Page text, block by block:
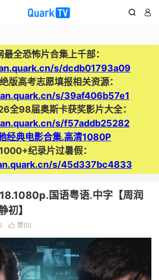
 
最全恐怖片合集上千部：
s/dcdb01793a09
版高考志愿填报相关资源：
s/39af406b57e1
全98届奥斯卡获奖影片大全：
s/f57addb25282
经典电影合集.高清1080P
1000+纪录片过暑假：
s/45d337bc4833
国语粤语.中字【周润
初】
 赞(0)